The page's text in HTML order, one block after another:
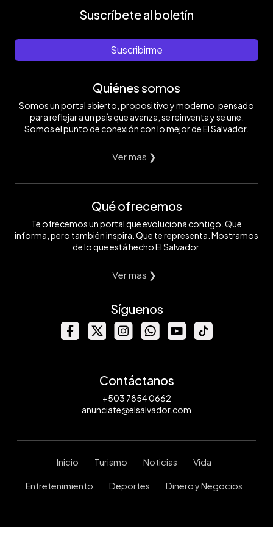
Suscríbete al boletín
Suscribirme
Quiénes somos
Somos un portal abierto, propositivo y moderno, pensado
para reflejar a un país que avanza, se reinventa y se une.
Somos el punto de conexión con lo mejor de El Salvador.
Ver mas ❯
Qué ofrecemos
Te ofrecemos un portal que evoluciona contigo. Que
informa, pero también inspira. Que te representa. Mostramos
de lo que está hecho El Salvador.
Ver mas ❯
Síguenos
Contáctanos
+503 7854 0662
anunciate@elsalvador.com
Inicio Turismo Noticias Vida
Entretenimiento Deportes Dinero y Negocios